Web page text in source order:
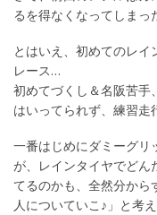
るを得なくなってしま
とはいえ、初めてのレ
レース…
初めてづくし＆名阪苦手
はいってられず、練習走
一番はじめにダミーグ
が、レインタイヤでどん
てるのかも、全然分か
人についていこ♪」と考